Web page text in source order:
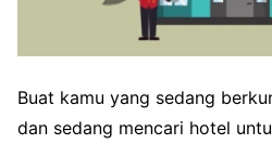
Buat kamu yang sedang
dan sedang mencari hotel